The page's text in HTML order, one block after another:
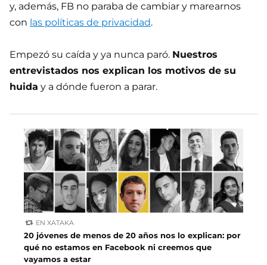
y, además, FB no paraba de cambiar y marearnos
con las políticas de privacidad.
Empezó su caída y ya nunca paró. Nuestros
entrevistados nos explican los motivos de su
huida y a dónde fueron a parar.
EN XATAKA
20 jóvenes de menos de 20 años nos lo explican: por
qué no estamos en Facebook ni creemos que
vayamos a estar